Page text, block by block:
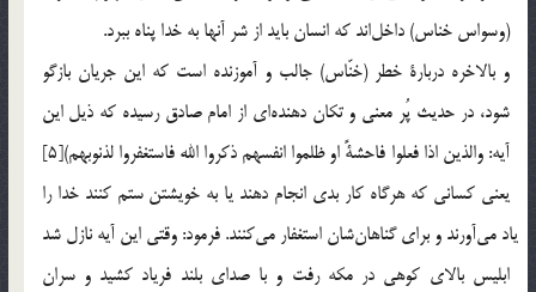
(وسواس خناس) داخل‎اند كه انسان بايد از شر آنها به خدا پناه ببرد.
و بالاخره دربارة خطر (خنّاس) جالب و آموزنده است كه اين جريان بازگو
شود، در حديث پُر معني و تكان دهنده‎اي از امام صادق رسيده كه ذيل اين
آيه: والذين اذا فعلوا فاحشةً او ظلموا انفسهم ذكروا الله فاستغفروا لذنوبهم)[5]
يعني كساني كه هرگاه كار بدي انجام دهند يا به خويشتن ستم كنند خدا را
ياد مي‎آورند و براي گناهان‎شان استغفار مي‎كنند. فرمود: وقتي اين آيه نازل شد
ابليس بالاي كوهي در مكه رفت و با صداي بلند فرياد كشيد و سران